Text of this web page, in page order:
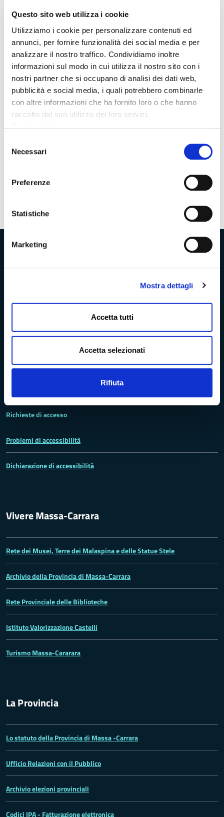
Questo sito web utilizza i cookie
Utilizziamo i cookie per personalizzare contenuti ed
annunci, per fornire funzionalità dei social media e per
analizzare il nostro traffico. Condividiamo inoltre
informazioni sul modo in cui utilizza il nostro sito con i
nostri partner che si occupano di analisi dei dati web,
pubblicità e social media, i quali potrebbero combinarle
con altre informazioni che ha fornito loro o che hanno
raccolto dal suo utilizzo dei loro servizi.
delNecessari
Preferenze
Statistiche
Marketing
Mostra dettagli
Accetta tutti
Accetta selezionati
Rifiuta
Lavori di adeguamento per 143 mila euro per la sala
operativa e gli altri spazi
Comunicato - 21 ottobre 2021
“Io non rischio”: torna la campagna nazionale
per le buone pratiche di protezione civile
Il 24 ottobre i volontari impegnati per diffondere la cultura
della prevenzione e sensibilizzare i cittadini: nella nostra
Pagina
successiva
Trasparenza e Accessibilità
Amministrazione Trasparente
Albo pretorio
Richieste di accesso
Problemi di accessibilità
Dichiarazione di accessibilità
Vivere Massa-Carrara
Rete dei Musei, Terre dei Malaspina e delle Statue Stele
Archivio della Provincia di Massa-Carrara
Rete Provinciale delle Biblioteche
Istituto Valorizzazione Castelli
Turismo Massa-Cararara
La Provincia
Lo statuto della Provincia di Massa -Carrara
Ufficio Relazioni con il Pubblico
Archivio elezioni provinciali
Codici IPA - Fatturazione elettronica